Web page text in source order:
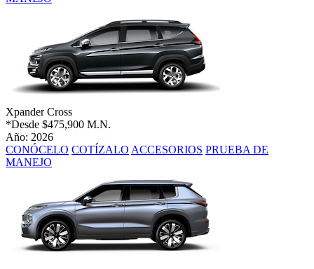
Xpander Cross
*Desde $475,900 M.N.
Año: 2026
CONÓCELO COTÍZALO ACCESORIOS PRUEBA DE
MANEJO